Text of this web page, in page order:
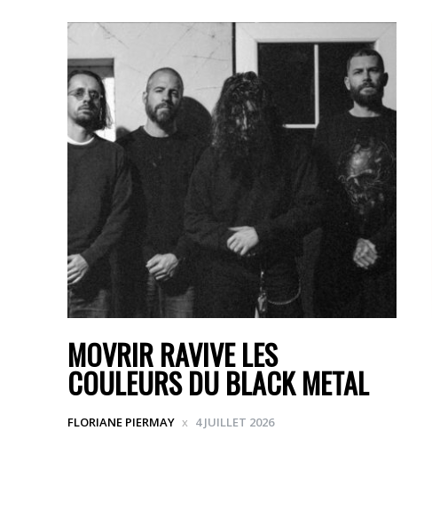
MOVRIR RAVIVE LES
COULEURS DU BLACK METAL
FLORIANE PIERMAY 4 JUILLET 2026